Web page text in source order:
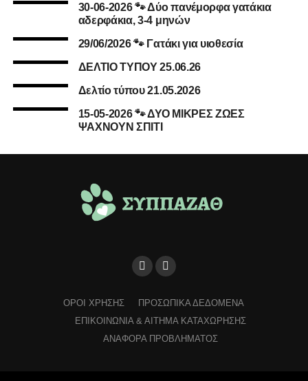
30-06-2026 🐾 Δύο πανέμορφα γατάκια
αδερφάκια, 3-4 μηνών
29/06/2026 🐾 Γατάκι για υιοθεσία
ΔΕΛΤΙΟ ΤΥΠΟΥ 25.06.26
Δελτίο τύπου 21.05.2026
15-05-2026 🐾 ΔΥΟ ΜΙΚΡΕΣ ΖΩΕΣ
ΨΑΧΝΟΥΝ ΣΠΙΤΙ
ΟΡΟΙ ΧΡΗΣΗΣ
ΠΡΟΣΩΠΙΚΑ ΔΕΔΟΜΕΝΑ
ΕΠΙΚΟΙΝΩΝΙΑ & ΑΙΤΗΜΑ ΚΑΤΑΧΩΡΗΣΗΣ
ΑΝΑΦΟΡΑ ΠΡΟΒΛΗΜΑΤΟΣ